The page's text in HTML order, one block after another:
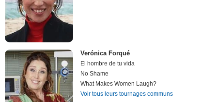
Verónica Forqué
El hombre de tu vida
No Shame
What Makes Women Laugh?
Voir tous leurs tournages communs